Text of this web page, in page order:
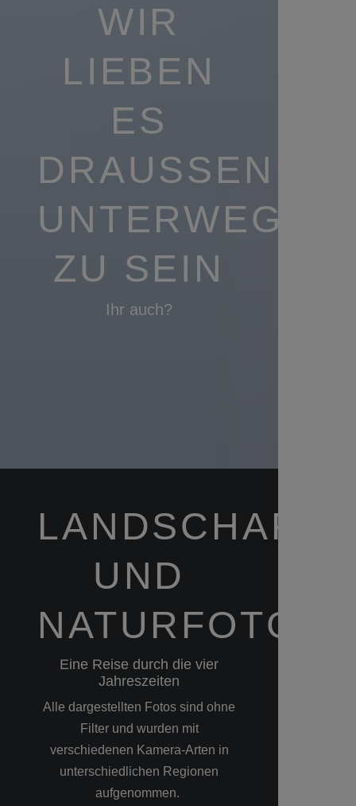
WIR
LIEBEN
ES
DRAUSSEN U
NTERWEGS Z
U SEIN
Ihr auch?
UND
Eine Reise durch die vier
Jahreszeiten
Alle dargestellten Fotos sind ohne
Filter und wurden mit
verschiedenen Kamera-Arten in
unterschiedlichen Regionen
aufgenommen.